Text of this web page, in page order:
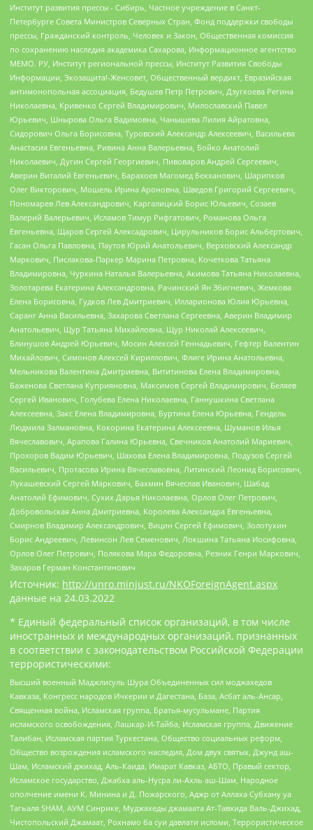
Институт развития прессы - Сибирь, Частное учреждение в Санкт-
Петербурге Совета Министров Северных Стран, Фонд поддержки свободы
прессы, Гражданский контроль, Человек и Закон, Общественная комиссия
по сохранению наследия академика Сахарова, Информационное агентство
МЕМО. РУ, Институт региональной прессы, Институт Развития Свободы
Информации, Экозащита!-Женсовет, Общественный вердикт, Евразийская
антимонопольная ассоциация, Бедушев Петр Петрович, Дзугкоева Регина
Николаевна, Кривенко Сергей Владимирович, Милославский Павел
Юрьевич, Шнырова Ольга Вадимовна, Чанышева Лилия Айратовна,
Сидорович Ольга Борисовна, Туровский Александр Алексеевич, Васильева
Анастасия Евгеньевна, Ривина Анна Валерьевна, Бойко Анатолий
Николаевич, Дугин Сергей Георгиевич, Пивоваров Андрей Сергеевич,
Аверин Виталий Евгеньевич, Барахоев Магомед Бекханович, Шарипков
Олег Викторович, Мошель Ирина Ароновна, Шведов Григорий Сергеевич,
Пономарев Лев Александрович, Каргалицкий Борис Юльевич, Созаев
Валерий Валерьевич, Исламов Тимур Рифгатович, Романова Ольга
Евгеньевна, Щаров Сергей Алексадрович, Цирульников Борис Альбертович,
Гасан Ольга Павловна, Паутов Юрий Анатольевич, Верховский Александр
Маркович, Пислакова-Паркер Марина Петровна, Кочеткова Татьяна
Владимировна, Чуркина Наталья Валерьевна, Акимова Татьяна Николаевна,
Золотарева Екатерина Александровна, Рачинский Ян Збигневич, Жемкова
Елена Борисовна, Гудков Лев Дмитриевич, Илларионова Юлия Юрьевна,
Саранг Анна Васильевна, Захарова Светлана Сергеевна, Аверин Владимир
Анатольевич, Щур Татьяна Михайловна, Щур Николай Алексеевич,
Блинушов Андрей Юрьевич, Мосин Алексей Геннадьевич, Гефтер Валентин
Михайлович, Симонов Алексей Кириллович, Флиге Ирина Анатольевна,
Мельникова Валентина Дмитриевна, Вититинова Елена Владимировна,
Баженова Светлана Куприяновна, Максимов Сергей Владимирович, Беляев
Сергей Иванович, Голубева Елена Николаевна, Ганнушкина Светлана
Алексеевна, Закс Елена Владимировна, Буртина Елена Юрьевна, Гендель
Людмила Залмановна, Кокорина Екатерина Алексеевна, Шуманов Илья
Вячеславович, Арапова Галина Юрьевна, Свечников Анатолий Мариевич,
Прохоров Вадим Юрьевич, Шахова Елена Владимировна, Подузов Сергей
Васильевич, Протасова Ирина Вячеславовна, Литинский Леонид Борисович,
Лукашевский Сергей Маркович, Бахмин Вячеслав Иванович, Шабад
Анатолий Ефимович, Сухих Дарья Николаевна, Орлов Олег Петрович,
Добровольская Анна Дмитриевна, Королева Александра Евгеньевна,
Смирнов Владимир Александрович, Вицин Сергей Ефимович, Золотухин
Борис Андреевич, Левинсон Лев Семенович, Локшина Татьяна Иосифовна,
Орлов Олег Петрович, Полякова Мара Федоровна, Резник Генри Маркович,
Захаров Герман Константинович
Источник: http://unro.minjust.ru/NKOForeignAgent.aspx
данные на 24.03.2022
* Единый федеральный список организаций, в том числе
иностранных и международных организаций, признанных
в соответствии с законодательством Российской Федерации
террористическими:
Высший военный Маджлисуль Шура Объединенных сил моджахедов
Кавказа, Конгресс народов Ичкерии и Дагестана, База, Асбат аль-Ансар,
Священная война, Исламская группа, Братья-мусульмане, Партия
исламского освобождения, Лашкар-И-Тайба, Исламская группа, Движение
Талибан, Исламская партия Туркестана, Общество социальных реформ,
Общество возрождения исламского наследия, Дом двух святых, Джунд аш-
Шам, Исламский джихад, Аль-Каида, Имарат Кавказ, АБТО, Правый сектор,
Исламское государство, Джабха аль-Нусра ли-Ахль аш-Шам, Народное
ополчение имени К. Минина и Д. Пожарского, Аджр от Аллаха Субхану уа
Тагьаля SHAM, АУМ Синрике, Муджахеды джамаата Ат-Тавхида Валь-Джихад,
Чистопольский Джамаат, Рохнамо ба суи давлати исломи, Террористическое